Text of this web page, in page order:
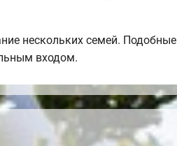
нескольких семей. Подобные
входом.